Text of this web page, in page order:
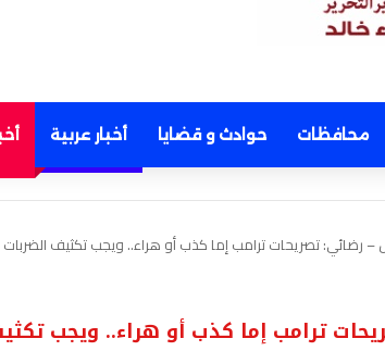
محافظات حوادث و قضايا أخبار عربية
– رضائي: تصريحات ترامب إما كذب أو هراء.. ويجب تكثيف
ترامب إما كذب أو هراء.. ويجب